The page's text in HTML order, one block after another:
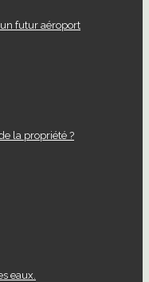
futur aéroport
la propriété ?
eaux.